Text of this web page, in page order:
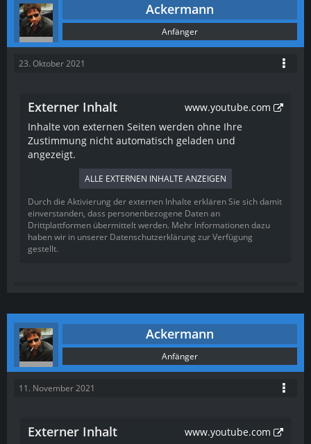
Ackermann
Anfänger
23. Oktober 2021
Externer Inhalt
www.youtube.com
Inhalte von externen Seiten werden ohne Ihre
Zustimmung nicht automatisch geladen und
angezeigt.
ALLE EXTERNEN INHALTE ANZEIGEN
Durch die Aktivierung der externen Inhalte erklären Sie sich damit
einverstanden, dass personenbezogene Daten an
Drittplattformen übermittelt werden. Mehr Informationen dazu
haben wir in unserer Datenschutzerklärung zur Verfügung
gestellt.
Ackermann
Anfänger
11. November 2021
Externer Inhalt
www.youtube.com